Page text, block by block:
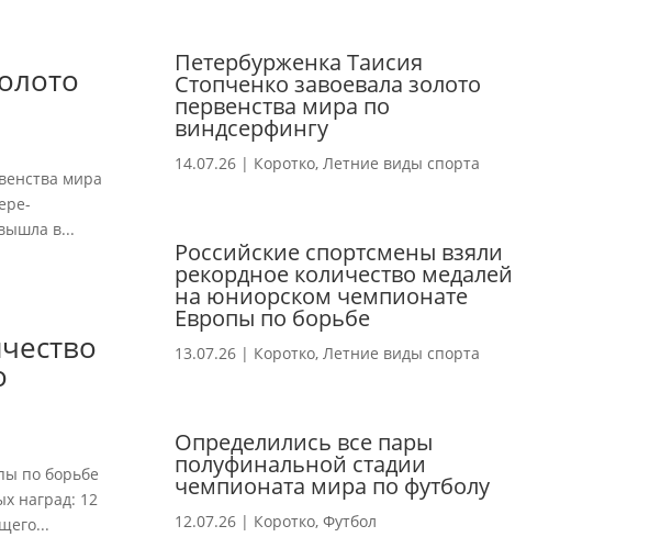
мира
в...
по борьбе
наград: 12
Петербурженка Таисия
Стопченко завоевала золото
первенства мира по
виндсерфингу
14.07.26| Коротко, Летние виды спорта
Российские спортсмены взяли
рекордное количество медалей
на юниорском чемпионате
Европы по борьбе
13.07.26| Коротко, Летние виды спорта
Определились все пары
полуфинальной стадии
чемпионата мира по футболу
12.07.26| Коротко, Футбол